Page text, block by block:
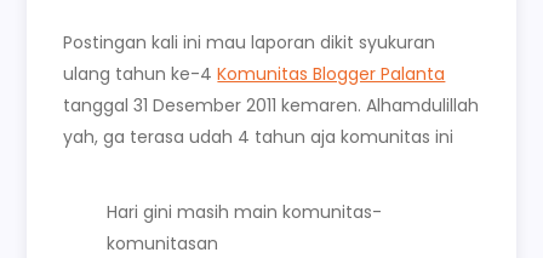
Postingan kali ini mau laporan dikit syukuran
ulang tahun ke-4Komunitas Blogger Palanta
tanggal 31 Desember 2011 kemaren. Alhamdulillah
yah, ga terasa udah 4 tahun aja komunitas ini
Hari gini masih main komunitas-
komunitasan